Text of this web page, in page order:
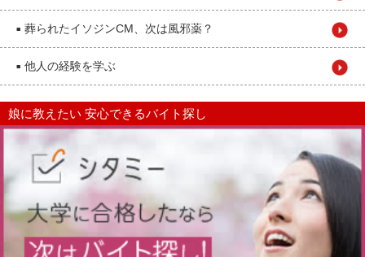
■ 葬られたイソジンCM、次は風邪薬？
■ 他人の経験を学ぶ
娘に教えたい 安心できるバイト探し